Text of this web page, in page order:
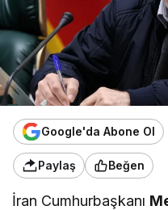
Google'da Abone Ol
Paylaş Beğen
İran Cumhurbaşkanı